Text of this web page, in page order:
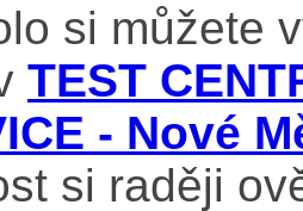
si můžete
TEST
- Nové
si raději